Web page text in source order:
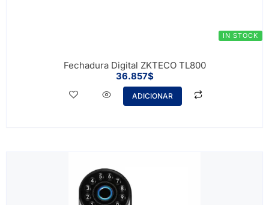
IN STOCK
Fechadura Digital ZKTECO TL800
36.857$
ADICIONAR